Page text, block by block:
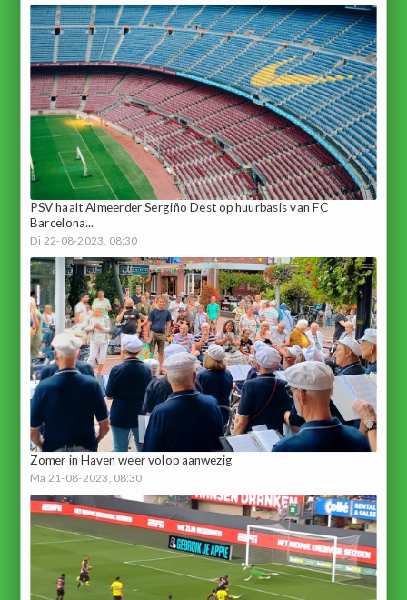
PSV haalt Almeerder Sergiño Dest op huurbasis van FC
Barcelona...
Di 22-08-2023, 08:30
Zomer in Haven weer volop aanwezig
Ma 21-08-2023, 08:30